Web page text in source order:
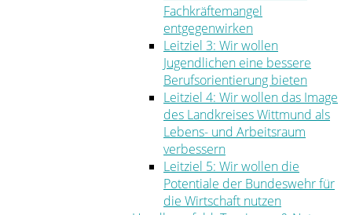
Fachkräftemangel
entgegenwirken
Leitziel 3: Wir wollen
Jugendlichen eine bessere
Berufsorientierung bieten
Leitziel 4: Wir wollen das Image
des Landkreises Wittmund als
Lebens- und Arbeitsraum
verbessern
Leitziel 5: Wir wollen die
Potentiale der Bundeswehr für
die Wirtschaft nutzen